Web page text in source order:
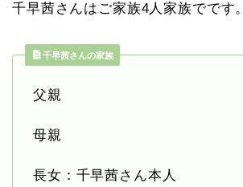
千早茜さんはご家族4人家族でです。
千早茜さんの家族
父親
母親
長女：千早茜さん本人